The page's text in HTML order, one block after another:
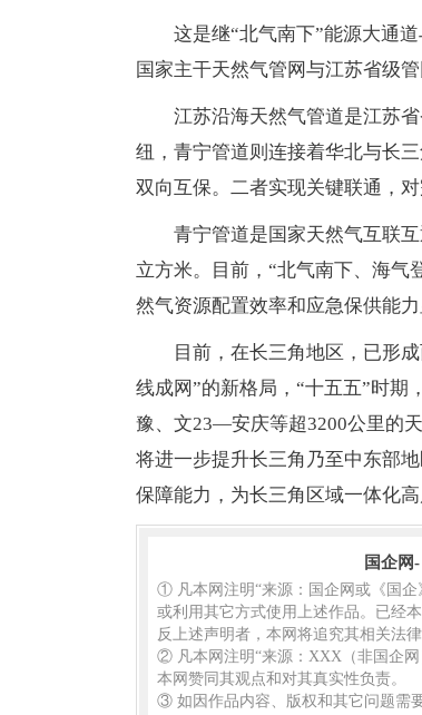
这是继“北气南下”能源大通
国家主干天然气管网与江苏省级
江苏沿海天然气管道是江苏
纽，青宁管道则连接着华北与长
双向互保。二者实现关键联通，
青宁管道是国家天然气互联
立方米。目前，“北气南下、海气
然气资源配置效率和应急保供能力
目前，在长三角地区，已形
线成网”的新格局，“十五五”时期
豫、文23—安庆等超3200公里的
将进一步提升长三角乃至中东部
保障能力，为长三角区域一体化
国企网
① 凡本网注明“来源：国企网或《国企
或利用其它方式使用上述作品。已经
反上述声明者，本网将追究其相关法律
② 凡本网注明“来源：XXX（非国企
本网赞同其观点和对其真实性负责。
③ 如因作品内容、版权和其它问题需